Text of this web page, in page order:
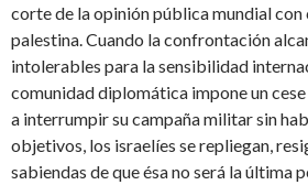
corte de la opinión pública mundial con
palestina. Cuando la confrontación
intolerables para la sensibilidad
comunidad diplomática impone un
a interrumpir su campaña militar sin
objetivos, los israelíes se repliegan,
sabiendas de que ésa no será la última